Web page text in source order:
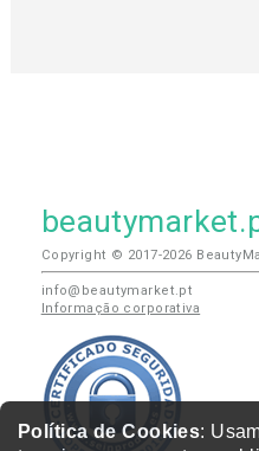
Política de Cookies:
Copyright © 2017-2026
info@beautymarket.pt
Informação corporativa